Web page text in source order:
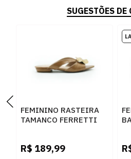
SUGESTÕES DE
FEMININO RASTEIRA
TAMANCO FERRETTI
R$ 189,99